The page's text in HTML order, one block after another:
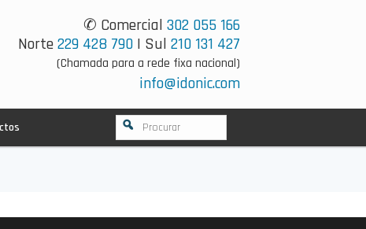
✆ Comercial 302 055 166
Norte229 428 790 | Sul 210 131 427
(Chamada para a rede fixa nacional)
info@idonic.com